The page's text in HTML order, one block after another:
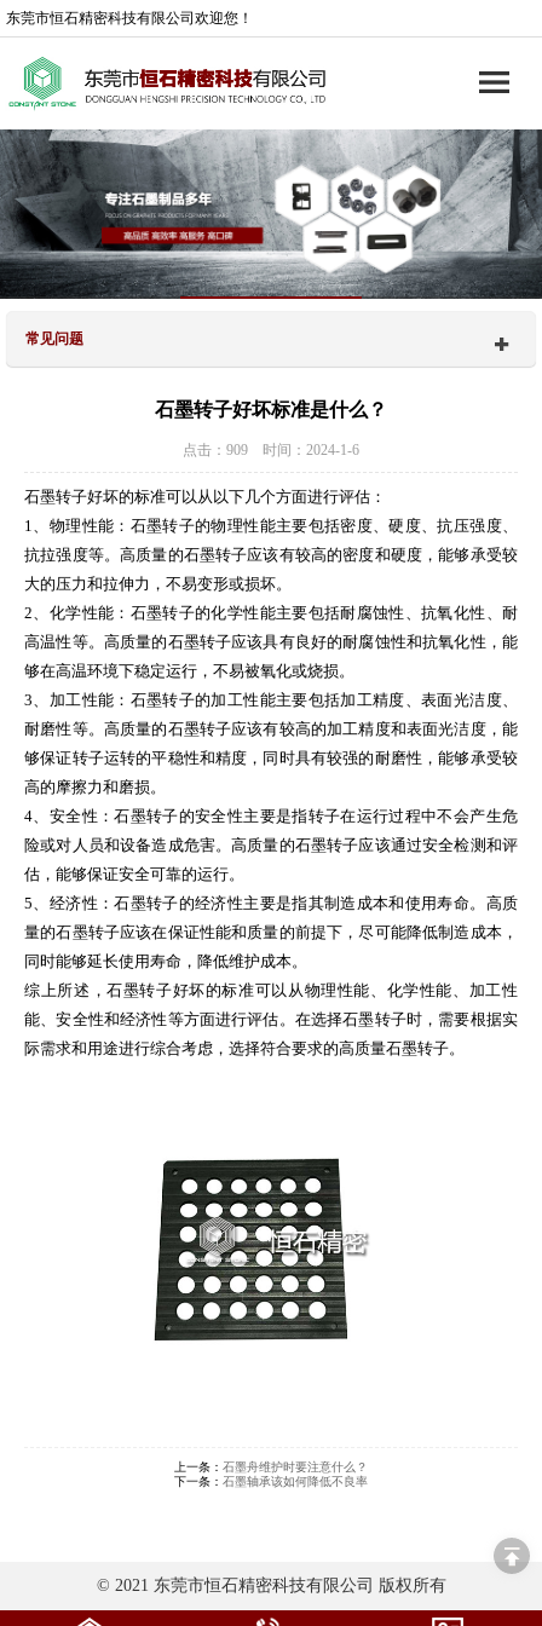
东莞市恒石精密科技有限公司欢迎您！
常见问题
石墨转子好坏标准是什么？
点击：909 时间：2024-1-6
石墨转子好坏的标准可以从以下几个方面进行评估：
1、物理性能：石墨转子的物理性能主要包括密度、硬度、抗压强度、
抗拉强度等。高质量的石墨转子应该有较高的密度和硬度，能够承受较
大的压力和拉伸力，不易变形或损坏。
2、化学性能：石墨转子的化学性能主要包括耐腐蚀性、抗氧化性、耐
高温性等。高质量的石墨转子应该具有良好的耐腐蚀性和抗氧化性，能
够在高温环境下稳定运行，不易被氧化或烧损。
3、加工性能：石墨转子的加工性能主要包括加工精度、表面光洁度、
耐磨性等。高质量的石墨转子应该有较高的加工精度和表面光洁度，能
够保证转子运转的平稳性和精度，同时具有较强的耐磨性，能够承受较
高的摩擦力和磨损。
4、安全性：石墨转子的安全性主要是指转子在运行过程中不会产生危
险或对人员和设备造成危害。高质量的石墨转子应该通过安全检测和评
估，能够保证安全可靠的运行。
5、经济性：石墨转子的经济性主要是指其制造成本和使用寿命。高质
量的石墨转子应该在保证性能和质量的前提下，尽可能降低制造成本，
同时能够延长使用寿命，降低维护成本。
综上所述，石墨转子好坏的标准可以从物理性能、化学性能、加工性
能、安全性和经济性等方面进行评估。在选择石墨转子时，需要根据实
际需求和用途进行综合考虑，选择符合要求的高质量石墨转子。
上一条： 石墨舟维护时要注意什么？
下一条： 石墨轴承该如何降低不良率
© 2021 东莞市恒石精密科技有限公司 版权所有